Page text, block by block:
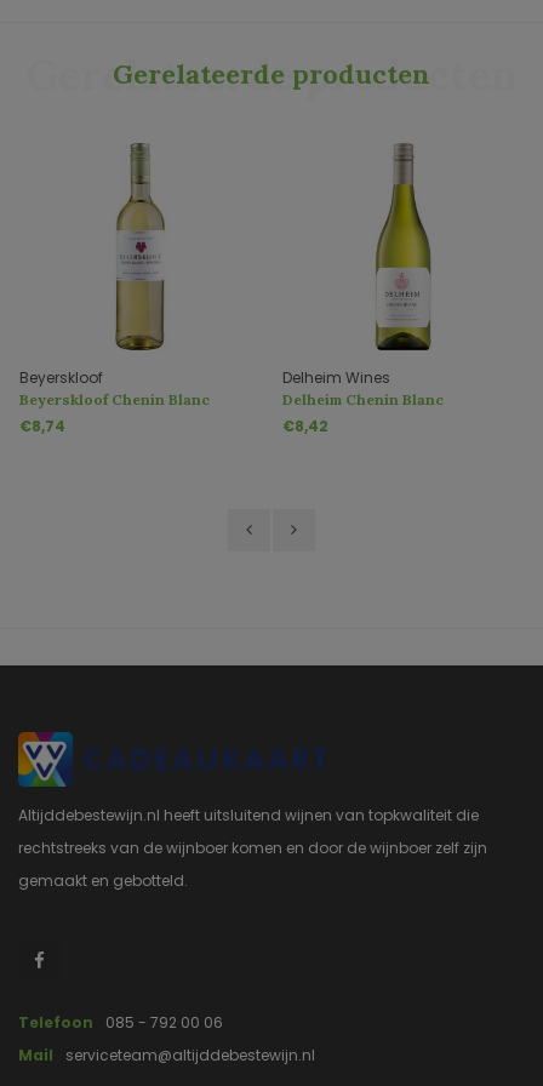
Gerelateerde producten
Gerelateerde producten
Beyerskloof
Beyerskloof Chenin Blanc
Pinotage
€8,74
Delheim Wines
Delheim Chenin Blanc
Unwooded
€8,42
Altijddebestewijn.nl heeft uitsluitend wijnen van topkwaliteit die
rechtstreeks van de wijnboer komen en door de wijnboer zelf zijn
gemaakt en gebotteld.
Telefoon
085 - 792 00 06
Mail
serviceteam@altijddebestewijn.nl